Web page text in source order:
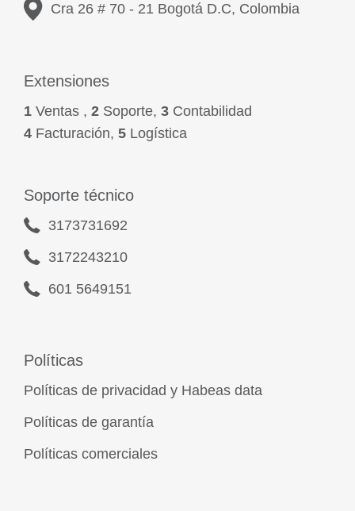
Cra 26 # 70 - 21 Bogotá D.C, Colombia
Extensiones
1 Ventas , 2 Soporte, 3 Contabilidad
4 Facturación, 5 Logística
Soporte técnico
3173731692
3172243210
601 5649151
Políticas
Políticas de privacidad y Habeas data
Políticas de garantía
Políticas comerciales